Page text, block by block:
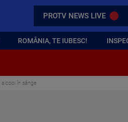
PROTV NEWS LIVE
ROMÂNIA, TE IUBESC!
în sânge